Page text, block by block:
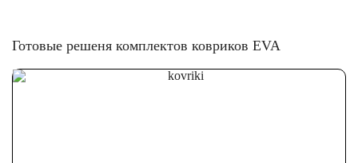
Готовые решеня комплектов ковриков EVA